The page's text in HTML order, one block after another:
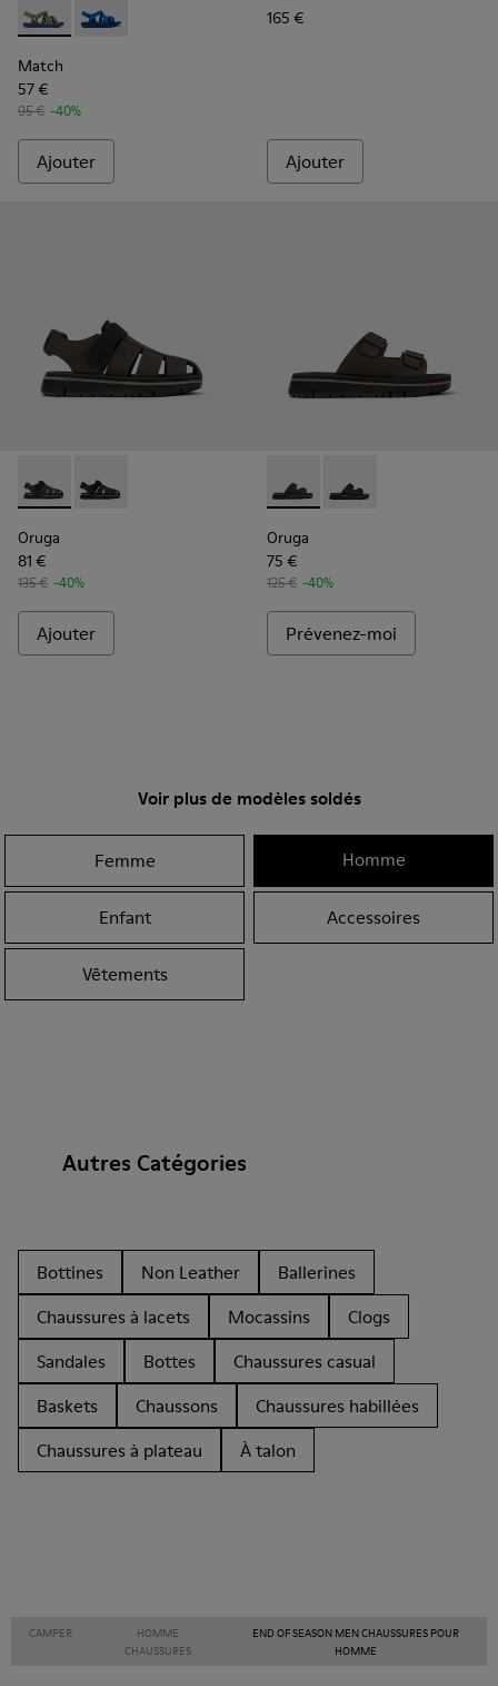
Match - K100781-008 - Sandales en tissu bleu et jaune
Match - K100781-004
Match
57 €
95 € -40%
Ajouter
165 €
Ajouter
Oruga - K100285-006 - Sandales en cuir et textile marron
Oruga - K100285-007
Oruga
81 €
135 € -40%
Ajouter
Oruga - K100286-004 -
Oruga - K100286-005
Oruga
75 €
125 € -40%
Prévenez-moi
Voir plus de modèles soldés
Femme Homme
Enfant Accessoires
Vêtements
Autres Catégories
Bottines Non Leather
Ballerines
Chaussures à lacets
Mocassins
Clogs
Sandales
Bottes
Chaussures casual
Baskets
Chaussons
Chaussures habillées
Chaussures à plateau
À talon
CAMPER
HOMME
CHAUSSURES
END OF SEASON MEN CHAUSSURES POUR
HOMME